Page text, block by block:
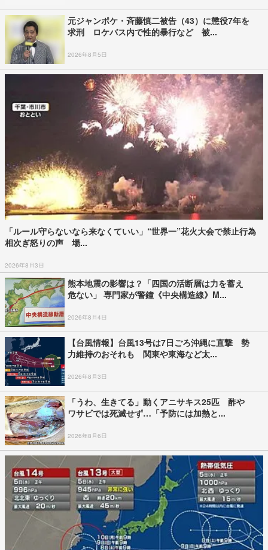
元ジャンポケ・斉藤慎二被告（43）に懲役7年を
求刑 ロケバス内で性的暴行など 被...
2026年8月5日
「ルール守らないなら来なくていい」“世界一”花火大会で禁止行為
相次ぎ怒りの声 場...
2026年8月3日
熊本地震の影響は？「四国の活断層は力を蓄え
危ない」 専門家が警鐘《中央構造線》M...
2026年8月4日
【台風情報】台風13号は7日ごろ沖縄に直撃 勢
力維持のおそれも 関東や東海など太...
2026年8月3日
「うわ、生きてる」動くアニサキス25匹 酢や
ワサビでは死滅せず…「予防には加熱と...
2026年8月6日